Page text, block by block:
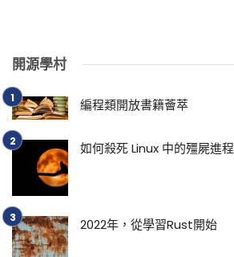
開源學村
編程類開放書籍薈萃
如何殺死 Linux 中的殭屍進程
2022年，從學習Rust開始